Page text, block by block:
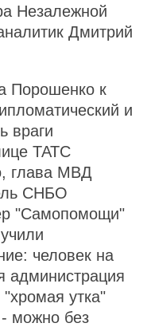
Незалежной
Дмитрий
Порошенко к
и
враги
ТАТС
глава МВД
СНБО
"Самопомощи"
человек на
администрация
утка"
можно без